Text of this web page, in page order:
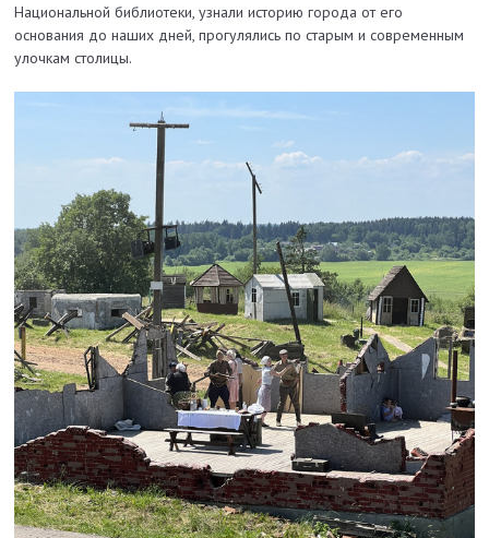
Национальной библиотеки, узнали историю города от его
основания до наших дней, прогулялись по старым и современным
улочкам столицы.